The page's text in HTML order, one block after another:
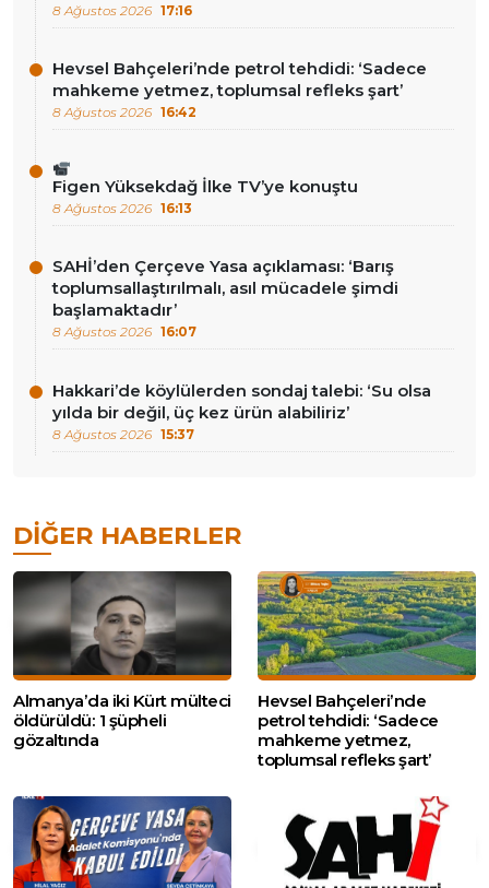
8 Ağustos 2026 17:16
Hevsel Bahçeleri’nde petrol tehdidi: ‘Sadece
mahkeme yetmez, toplumsal refleks şart’
8 Ağustos 2026 16:42
Figen Yüksekdağ İlke TV’ye konuştu
8 Ağustos 2026 16:13
SAHİ’den Çerçeve Yasa açıklaması: ‘Barış
toplumsallaştırılmalı, asıl mücadele şimdi
başlamaktadır’
8 Ağustos 2026 16:07
Hakkari’de köylülerden sondaj talebi: ‘Su olsa
yılda bir değil, üç kez ürün alabiliriz’
8 Ağustos 2026 15:37
DIĞER HABERLER
Almanya’da iki Kürt mülteci
öldürüldü: 1 şüpheli
gözaltında
Hevsel Bahçeleri’nde
petrol tehdidi: ‘Sadece
mahkeme yetmez,
toplumsal refleks şart’